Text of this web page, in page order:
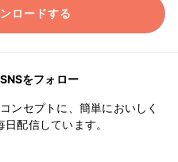
ロードする
をフォロー
ンセプトに、簡単においしく
配信しています。